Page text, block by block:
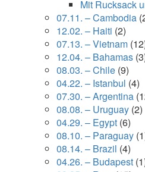
Mit Rucksack
07.11. – Cambodia
12.02. – Haiti (2)
07.13. – Vietnam
12.04. – Bahamas
08.03. – Chile (9)
04.22. – Istanbul (4)
07.30. – Argentina
08.08. – Uruguay (2)
04.29. – Egypt (6)
08.10. – Paraguay
08.14. – Brazil (4)
04.26. – Budapest